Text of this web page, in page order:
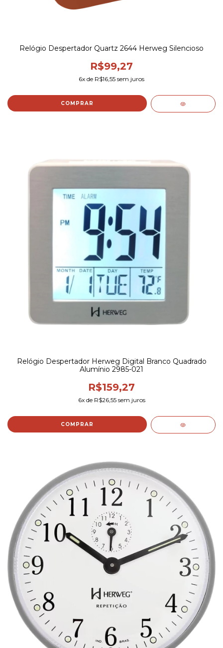
Relógio Despertador Quartz 2644 Herweg Silencioso
R$99,27
6x de R$16,55 sem juros
COMPRAR
Relógio Despertador Herweg Digital Branco Quadrado
Alumínio 2985-021
R$159,27
6x de R$26,55sem juros